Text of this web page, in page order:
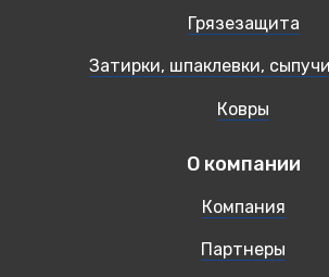
Грязезащита
Затирки, шпаклевки,
Ковры
О компании
Компания
Партнеры